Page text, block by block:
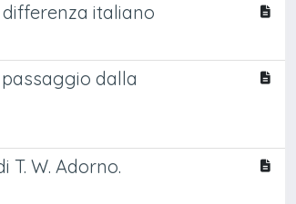
italiano
dalla
W. Adorno.